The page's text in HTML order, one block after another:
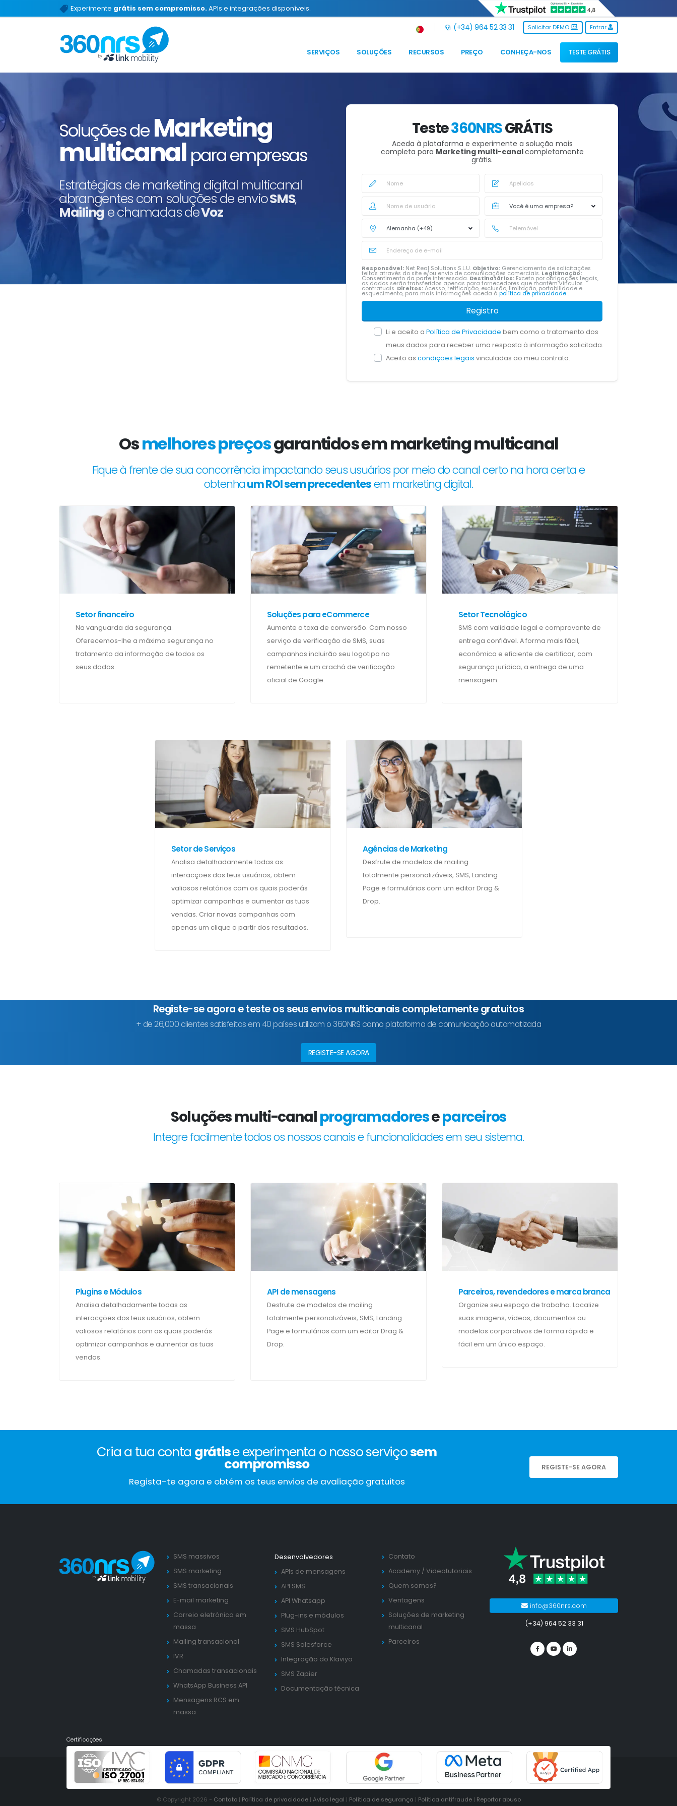
Experimente grátis sem compromisso.APIs e integrações disponíveis.
(+34) 964 52 33 31 Solicitar DEMO Entrar
SERVIÇOS SOLUÇÕES RECURSOS PREÇO CONHEÇA-NOS TESTE GRÁTIS
Soluções deMarketing
multicanal para empresas
Estratégias de marketing digital multicanal
abrangentes com soluções de envioSMS,
Mailing e chamadas deVoz
Teste360NRSGRÁTIS
Aceda à plataforma e experimente a solução mais
completa para Marketing multi-canalcompletamente
grátis.
Responsável: Net Real Solutions S.L.U. Objetivo: Gerenciamento de solicitações
feitas através do site e/ou envio de comunicações comerciais. Legitimação:
Consentimento da parte interessada. Destinatários: Exceto por obrigações legais,
os dados serão transferidos apenas para fornecedores que mantêm vínculos
contratuais. Direitos: Acesso, retificação, exclusão, limitação, portabilidade e
esquecimento, para mais informações aceda àpolítica de privacidade.
Registro
Li e aceito aPolítica de Privacidadebem como o tratamento dos
meus dados para receber uma resposta à informação solicitada.
Aceito ascondições legaisvinculadas ao meu contrato.
Osmelhores preçosgarantidos em marketing multicanal
Fique à frente de sua concorrência impactando seus usuários por meio do canal certo na hora certa e
obtenhaum ROI sem precedentesem marketing digital.
Setor financeiro
Na vanguarda da segurança.
Oferecemos-lhe a máxima segurança no
tratamento da informação de todos os
seus dados.
Soluções para eCommerce
Aumente a taxa de conversão. Com nosso
serviço de verificação de SMS, suas
campanhas incluirão seu logotipo no
remetente e um crachá de verificação
oficial de Google.
Setor Tecnológico
SMS com validade legal e comprovante de
entrega confiável. A forma mais fácil,
económica e eficiente de certificar, com
segurança jurídica, a entrega de uma
mensagem.
Setor de Serviços
Analisa detalhadamente todas as
interacções dos teus usuários, obtem
valiosos relatórios com os quais poderás
optimizar campanhas e aumentar as tuas
vendas. Criar novas campanhas com
apenas um clique a partir dos resultados.
Agências de Marketing
Desfrute de modelos de mailing
totalmente personalizáveis, SMS, Landing
Page e formulários com um editor Drag &
Drop.
Registe-se agora e teste os seus envios multicanais completamente gratuitos
+ de 26,000 clientes satisfeitos em 40 países utilizam o 360NRS como plataforma de comunicação automatizada
REGISTE-SE AGORA
Soluções multi-canalprogramadoreseparceiros
Integre facilmente todos os nossos canais e funcionalidades em seu sistema.
Plugins e Módulos
Analisa detalhadamente todas as
interacções dos teus usuários, obtem
valiosos relatórios com os quais poderás
optimizar campanhas e aumentar as tuas
vendas.
API de mensagens
Desfrute de modelos de mailing
totalmente personalizáveis, SMS, Landing
Page e formulários com um editor Drag &
Drop.
Parceiros, revendedores e marca branca
Organize seu espaço de trabalho. Localize
suas imagens, vídeos, documentos ou
modelos corporativos de forma rápida e
fácil em um único espaço.
Cria a tua conta grátise experimenta o nosso serviçosem
compromisso
Regista-te agora e obtém os teus envios de avaliação gratuitos
REGISTE-SE AGORA
SMS massivos
SMS marketing
SMS transacionais
E-mail marketing
Correio eletrónico em
massa
Mailing transacional
IVR
Chamadas transacionais
WhatsApp Business API
Mensagens RCS em
massa
Desenvolvedores
APIs de mensagens
API SMS
API Whatsapp
Plug-ins e módulos
SMS HubSpot
SMS Salesforce
Integração do Klaviyo
SMS Zapier
Documentação técnica
Contato
Academy /Videotutoriais
Quem somos?
Ventagens
Soluções de marketing
multicanal
Parceiros
info@360nrs.com
(+34) 964 52 33 31
Certificações
© Copyright 2026 - Contato | Política de privacidade| Aviso legal | Política de segurança | Política antifraude| Reportar abuso